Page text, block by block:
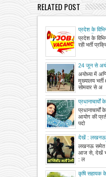
RELATED POST
प्रदेश के
रही भर्ती
प्रदेश के
रही भर्ती
24 जून से
अयोध्या में
मुख्यालय
सोमवार से अ
आयोग की
आयोग की
पदो
देखें : लखनऊ में
जनपदवार
लखनऊ समेत
आज से, देखें
: ल
कृषि सहायक के